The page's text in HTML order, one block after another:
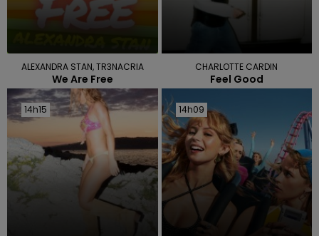
ALEXANDRA STAN, TR3NACRIA
We Are Free
CHARLOTTE CARDIN
Feel Good
14h15
14h15 14h09
14h09